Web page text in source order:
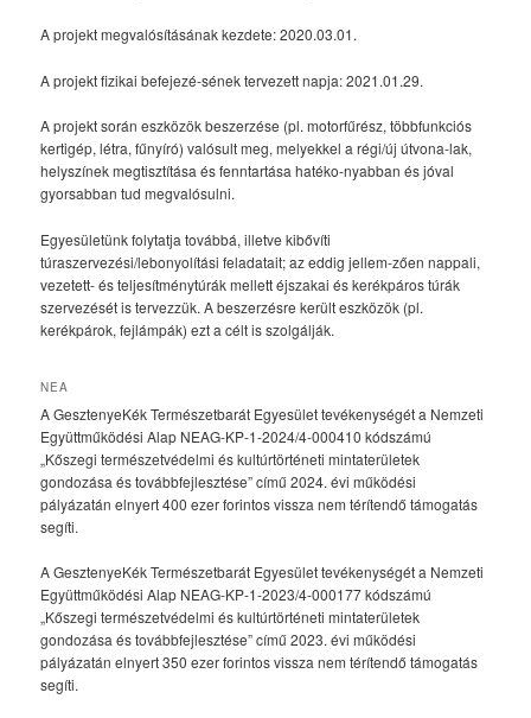
A projekt megvalósításának kezdete: 2020.03.01.
A projekt fizikai befejezé-sének tervezett napja: 2021.01.29.
A projekt során eszközök beszerzése (pl. motorfűrész, többfunkciós
kertigép, létra, fűnyíró) valósult meg, melyekkel a régi/új útvona-lak,
helyszínek megtisztítása és fenntartása hatéko-nyabban és jóval
gyorsabban tud megvalósulni.
Egyesületünk folytatja továbbá, illetve kibővíti
túraszervezési/lebonyolítási feladatait; az eddig jellem-zően nappali,
vezetett- és teljesítménytúrák mellett éjszakai és kerékpáros túrák
szervezését is tervezzük. A beszerzésre került eszközök (pl.
kerékpárok, fejlámpák) ezt a célt is szolgálják.
NEA
A GesztenyeKék Természetbarát Egyesület tevékenységét a Nemzeti
Együttműködési Alap NEAG-KP-1-2024/4-000410 kódszámú
„Kőszegi természetvédelmi és kultúrtörténeti mintaterületek
gondozása és továbbfejlesztése” című 2024. évi működési
pályázatán elnyert 400 ezer forintos vissza nem térítendő támogatás
segíti.
A GesztenyeKék Természetbarát Egyesület tevékenységét a Nemzeti
Együttműködési Alap NEAG-KP-1-2023/4-000177 kódszámú
„Kőszegi természetvédelmi és kultúrtörténeti mintaterületek
gondozása és továbbfejlesztése” című 2023. évi működési
pályázatán elnyert 350 ezer forintos vissza nem térítendő támogatás
segíti.